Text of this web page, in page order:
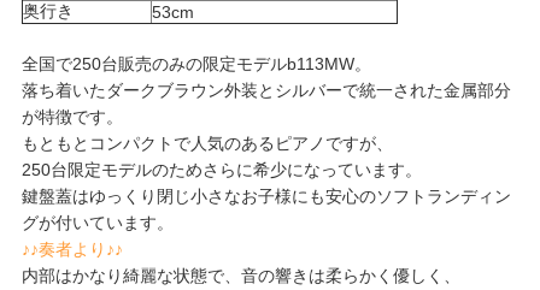
奥行き 53cm
全国で250台販売のみの限定モデルb113MW。
落ち着いたダークブラウン外装とシルバーで統一された金属部分
が特徴です。
もともとコンパクトで人気のあるピアノですが、
250台限定モデルのためさらに希少になっています。
鍵盤蓋はゆっくり閉じ小さなお子様にも安心のソフトランディン
グが付いています。
♪♪奏者より♪♪
内部はかなり綺麗な状態で、音の響きは柔らかく優しく、